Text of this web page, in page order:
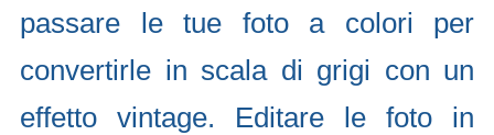
passare le tue foto a colori per
convertirle in scala di grigi con un
effetto vintage. Editare le foto in